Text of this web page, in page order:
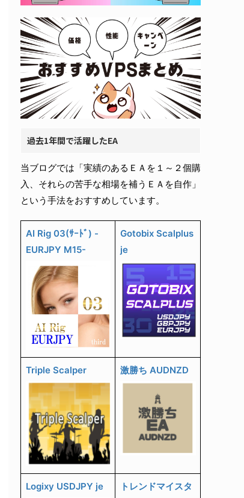
過去1年間で活躍したEA
当ブログでは「実績のあるＥＡを１～２個購
入、それらの苦手な相場を補うＥＡを自作」
という手法をおすすめしています。
AI Rig 03(ｻｰﾄﾞ) -
EURJPY M15-
Gotobix Scalplus
je
Triple Scalper 激勝ち AUDNZD
Logixy USDJPY je
トレンドマイスタ